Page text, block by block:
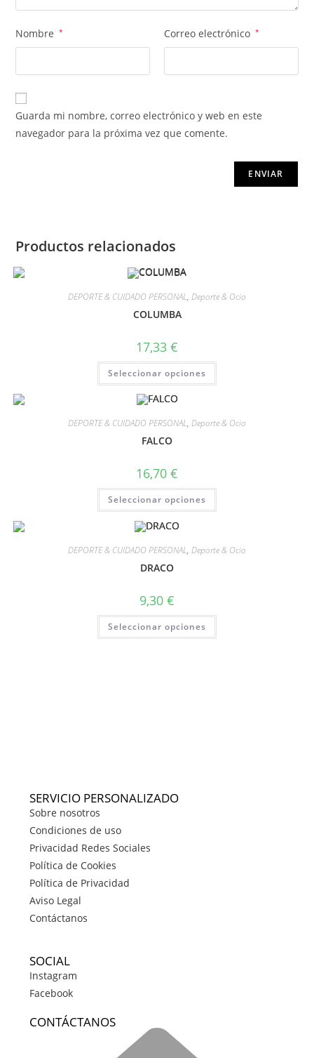
Nombre * Correo electrónico *
Guarda mi nombre, correo electrónico y web en este
navegador para la próxima vez que comente.
Productos relacionados
DEPORTE & CUIDADO PERSONAL, Deporte & Ocio
COLUMBA
17,33 €
Seleccionar opciones
DEPORTE & CUIDADO PERSONAL, Deporte & Ocio
FALCO
16,70 €
Seleccionar opciones
DEPORTE & CUIDADO PERSONAL, Deporte & Ocio
DRACO
9,30 €
Seleccionar opciones
SERVICIO PERSONALIZADO
Sobre nosotros
Condiciones de uso
Privacidad Redes Sociales
Política de Cookies
Política de Privacidad
Aviso Legal
Contáctanos
SOCIAL
Instagram
Facebook
CONTÁCTANOS